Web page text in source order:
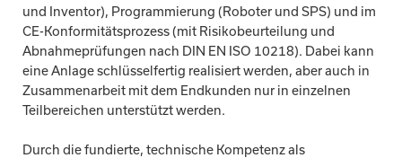
und Inventor), Programmierung (Roboter und SPS) und im
CE-Konformitätsprozess (mit Risikobeurteilung und
Abnahmeprüfungen nach DIN EN ISO 10218). Dabei kann
eine Anlage schlüsselfertig realisiert werden, aber auch in
Zusammenarbeit mit dem Endkunden nur in einzelnen
Teilbereichen unterstützt werden.
Durch die fundierte, technische Kompetenz als